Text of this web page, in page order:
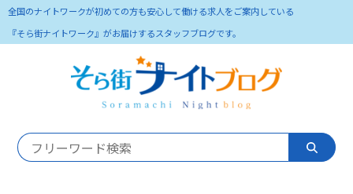
全国のナイトワークが初めての方も安心して働ける求人をご案内している
『そら街ナイトワーク』がお届けするスタッフブログです。